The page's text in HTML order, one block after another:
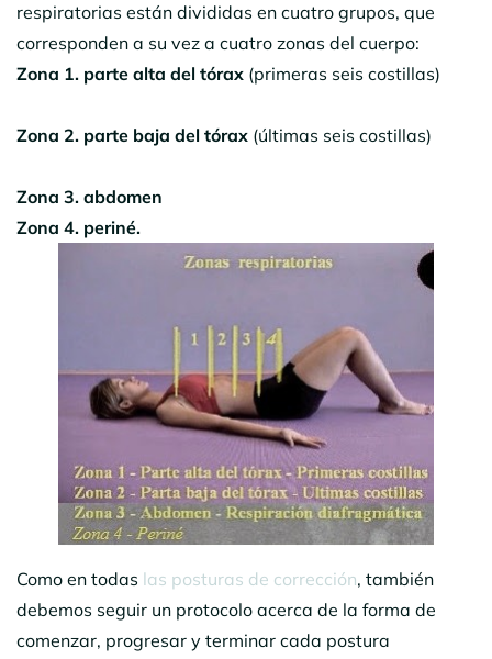
respiratorias están divididas en cuatro grupos, que
corresponden a su vez a cuatro zonas del cuerpo:
Zona 1. parte alta del tórax (primeras seis costillas)
Zona 2. parte baja del tórax (últimas seis costillas)
Zona 3. abdomen
Zona 4. periné.
Como en todas las posturas de corrección, también
debemos seguir un protocolo acerca de la forma de
comenzar, progresar y terminar cada postura